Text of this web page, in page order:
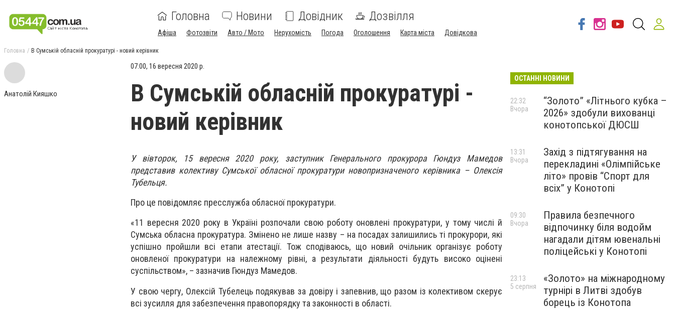
Головна Новини Довідник Дозвілля
Афіша Фотозвіти Авто / Мото Нерухомість Погода Оголошення Карта міста Довідкова
Головна В Сумській обласній прокуратурі - новий керівник
Анатолій Кияшко
07:00, 16 вересня 2020 р.
В Сумській обласній прокуратурі -
новий керівник
У вівторок, 15 вересня 2020 року, заступник Генерального прокурора Гюндуз Мамедов
представив колективу Сумської обласної прокуратури новопризначеного керівника – Олексія
Тубельця.
Про це повідомляє пресслужба обласної прокуратури.
«11 вересня 2020 року в Україні розпочали свою роботу оновлені прокуратури, у тому числі й
Сумська обласна прокуратура. Змінено не лише назву – на посадах залишились ті прокурори, які
успішно пройшли всі етапи атестації. Тож сподіваюсь, що новий очільник організує роботу
оновленої прокуратури на належному рівні, а результати діяльності будуть високо оцінені
суспільством», – зазначив Гюндуз Мамедов.
У свою чергу, Олексій Тубелець подякував за довіру і запевнив, що разом із колективом скерує
всі зусилля для забезпечення правопорядку та законності в області.
ОСТАННІ НОВИНИ
“Золото” «Літнього кубка –
2026» здобули вихованці
конотопської ДЮСШ
22:32
Вчора
Захід з підтягування на
перекладині «Олімпійське
літо» провів “Спорт для
всіх” у Конотопі
13:31
Вчора
Правила безпечного
відпочинку біля водойм
нагадали дітям ювенальні
поліцейські у Конотопі
09:30
Вчора
«Золото» на міжнародному
турнірі в Литві здобув
борець із Конотопа
23:13
5 серпня